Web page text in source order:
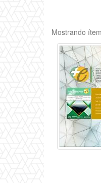
Mostrando